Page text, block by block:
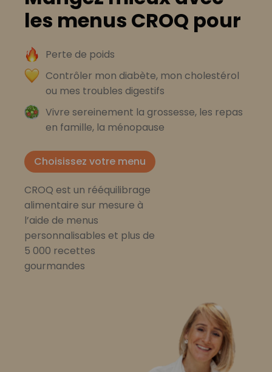
les menus CROQ pour
Perte de poids
Contrôler mon diabète, mon cholestérol
ou mes troubles digestifs
Vivre sereinement la grossesse, les repas
en famille, la ménopause
Choisissez votre menu
CROQ est un rééquilibrage
alimentaire sur mesure à
l’aide de menus
personnalisables et plus de
5 000 recettes
gourmandes